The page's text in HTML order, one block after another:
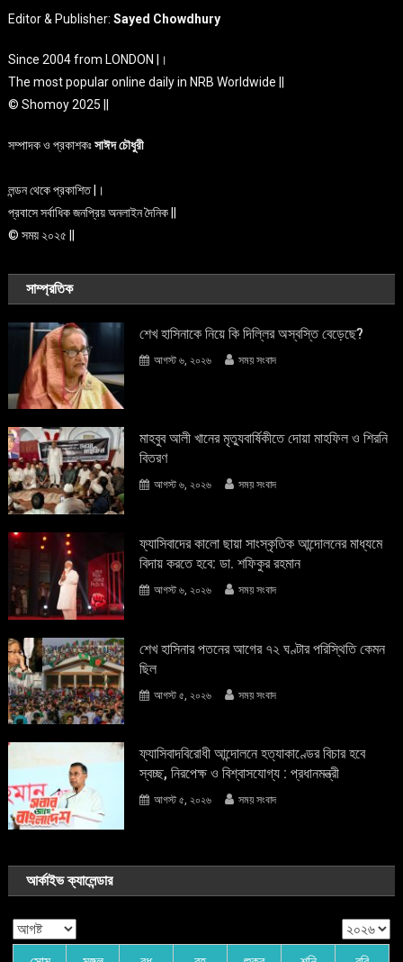
Editor & Publisher:Sayed Chowdhury
Since 2004 from LONDON |।
The most popular online daily in NRB Worldwide ||
© Shomoy 2025 ||
সম্পাদক ও প্রকাশকঃসাঈদ চৌধুরী
লন্ডন থেকে প্রকাশিত |।
প্রবাসে সর্বাধিক জনপ্রিয় অনলাইন দৈনিক ||
© সময় ২০২৫ ||
সাম্প্রতিক
শেখ হাসিনাকে নিয়ে কি দিল্লির অস্বস্তি বেড়েছে?
আগস্ট ৬, ২০২৬ সময় সংবাদ
মাহবুব আলী খানের মৃত্যুবার্ষিকীতে দোয়া মাহফিল ও শিরনি
বিতরণ
আগস্ট ৬, ২০২৬ সময় সংবাদ
ফ্যাসিবাদের কালো ছায়া সাংস্কৃতিক আন্দােলনের মাধ্যমে
বিদায় করতে হবে: ডা. শফিকুর রহমান
আগস্ট ৬, ২০২৬ সময় সংবাদ
শেখ হাসিনার পতনের আগের ৭২ ঘণ্টার পরিস্থিতি কেমন
ছিল
আগস্ট ৫, ২০২৬ সময় সংবাদ
ফ্যাসিবাদবিরোধী আন্দোলনে হত্যাকাণ্ডের বিচার হবে
স্বচ্ছ, নিরপেক্ষ ও বিশ্বাসযোগ্য : প্রধানমন্ত্রী
আগস্ট ৫, ২০২৬ সময় সংবাদ
আর্কাইভ ক্যালেন্ডার